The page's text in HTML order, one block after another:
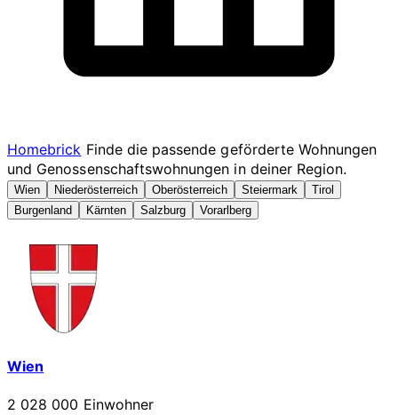
Homebrick Finde die passende geförderte Wohnungen
und Genossenschaftswohnungen in deiner Region.
Wien Niederösterreich Oberösterreich Steiermark
Tirol
Burgenland
Kärnten Salzburg Vorarlberg
Wien
2 028 000 Einwohner